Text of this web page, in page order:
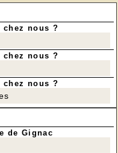
chez nous ?
chez nous ?
chez nous ?
de Gignac